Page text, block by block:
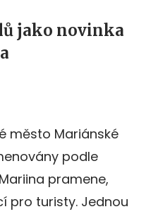
jako novinka
město Mariánské
podle
pramene,
pro turisty. Jednou